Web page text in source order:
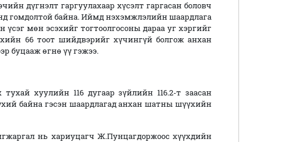
дүгнэлт гаргуулахаар хүсэлт гаргасан боловч
гомдолтой байна. Иймд нэхэмжлэлийн шаардлага
мөн эсэхийг тогтоолгосоны дараа уг хэргийг
66 тоот шийдвэрийг хүчингүй болгож анхан
буцааж өгнө үү гэжээ.
хуулийн 116 дугаар зүйлийн 116.2-т заасан
байна гэсэн шаардлагад анхан шатны шүүхийн
нь хариуцагч Ж.Пунцагдоржоос хүүхдийн